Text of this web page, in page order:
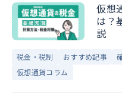
仮想
は？
説
税金・税制 おすすめ記事
仮想通貨コラム